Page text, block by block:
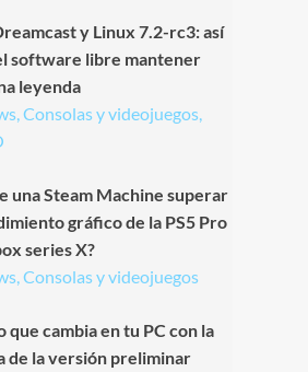
y Linux 7.2-rc3: así
software libre mantener
leyenda
Consolas y videojuegos,
una Steam Machine superar
gráfico de la PS5 Pro
series X?
Consolas y videojuegos
que cambia en tu PC con la
de la versión preliminar